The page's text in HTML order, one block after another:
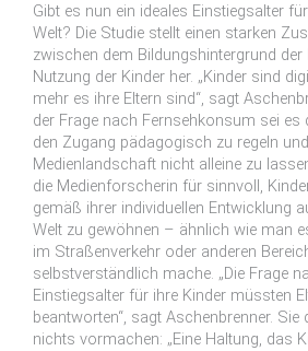
Gibt es nun ein ideales Einstiegsalter
Welt? Die Studie stellt einen starken
zwischen dem Bildungshintergrund der
Nutzung der Kinder her. „Kinder sind
mehr es ihre Eltern sind“, sagt
der Frage nach Fernsehkonsum sei es
den Zugang pädagogisch zu regeln
Medienlandschaft nicht alleine zu
die Medienforscherin für sinnvoll,
gemäß ihrer individuellen Entwicklung
Welt zu gewöhnen – ähnlich wie man
im Straßenverkehr oder anderen
selbstverständlich mache. „Die Frage
Einstiegsalter für ihre Kinder müssten
beantworten“, sagt Aschenbrenner.
nichts vormachen: „Eine Haltung, das